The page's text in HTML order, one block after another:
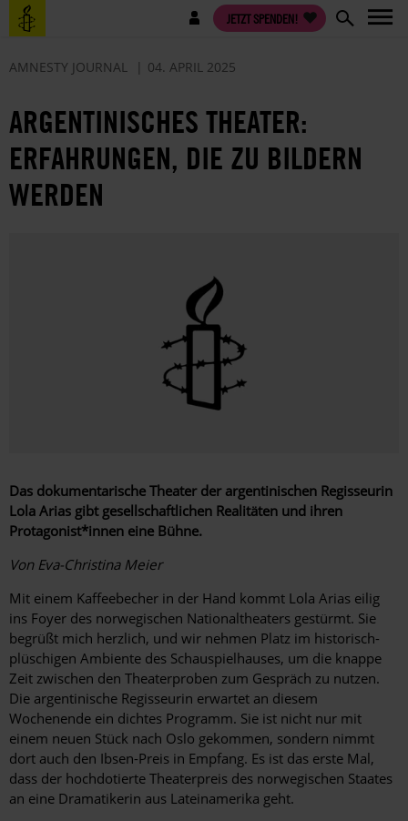
Direkt
zum
Benutzermenü JETZT SPENDEN!
AMNESTY JOURNAL 04. APRIL 2025
ARGENTINISCHES THEATER:
ERFAHRUNGEN, DIE ZU BILDERN
WERDEN
Das dokumentarische Theater der argentinischen Regisseurin
Lola Arias gibt gesellschaftlichen Realitäten und ihren
Protagonist*innen eine Bühne.
Von Eva-Christina Meier
Mit einem Kaffeebecher in der Hand kommt Lola Arias eilig
ins Foyer des norwegischen Nationaltheaters gestürmt. Sie
begrüßt mich herzlich, und wir nehmen Platz im historisch-
plüschigen Ambiente des Schauspielhauses, um die knappe
Zeit zwischen den Theaterproben zum Gespräch zu nutzen.
Die argentinische Regisseurin erwartet an diesem
Wochenende ein dichtes Programm. Sie ist nicht nur mit
einem neuen Stück nach Oslo gekommen, sondern nimmt
dort auch den Ibsen-Preis in Empfang. Es ist das erste Mal,
dass der hochdotierte Theaterpreis des norwegischen Staates
an eine Dramatikerin aus Lateinamerika geht.